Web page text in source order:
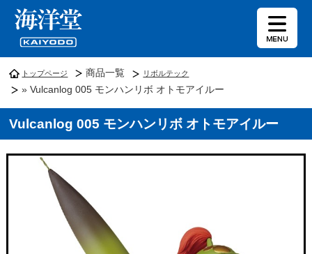
トップページ 商品一覧 リボルテック
» Vulcanlog 005 モンハンリボ オトモアイルー
Vulcanlog 005 モンハンリボ オトモアイルー